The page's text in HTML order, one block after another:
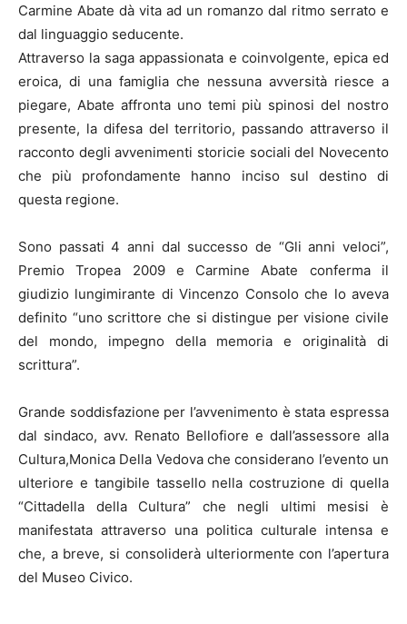
Carmine Abate dà vita ad un romanzo dal ritmo serrato e
dal linguaggio seducente.
Attraverso la saga appassionata e coinvolgente, epica ed
eroica, di una famiglia che nessuna avversità riesce a
piegare, Abate affronta uno temi più spinosi del nostro
presente, la difesa del territorio, passando attraverso il
racconto degli avvenimenti storicie sociali del Novecento
che più profondamente hanno inciso sul destino di
questa regione.
Sono passati 4 anni dal successo de “Gli anni veloci”,
Premio Tropea 2009 e Carmine Abate conferma il
giudizio lungimirante di Vincenzo Consolo che lo aveva
definito “uno scrittore che si distingue per visione civile
del mondo, impegno della memoria e originalità di
scrittura”.
Grande soddisfazione per l’avvenimento è stata espressa
dal sindaco, avv. Renato Bellofiore e dall’assessore alla
Cultura,Monica Della Vedova che considerano l’evento un
ulteriore e tangibile tassello nella costruzione di quella
“Cittadella della Cultura” che negli ultimi mesisi è
manifestata attraverso una politica culturale intensa e
che, a breve, si consoliderà ulteriormente con l’apertura
del Museo Civico.